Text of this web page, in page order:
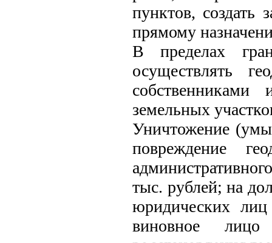
пунктов, создать
прямому
В пределах
осуществлять
земельных
Уничтожение
повреждение
тыс. рублей; на
юридических
виновное